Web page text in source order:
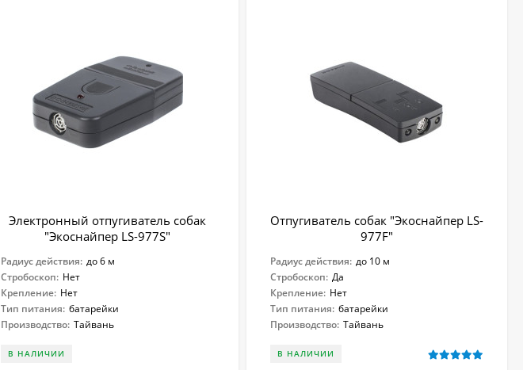
Электронный отпугиватель собак
"Экоснайпер LS-977S"
Радиус действия: до 6 м
Стробоскоп: Нет
Крепление: Нет
Тип питания: батарейки
Производство: Тайвань
В НАЛИЧИИ
Отпугиватель собак "Экоснайпер LS-
977F"
Радиус действия: до 10 м
Стробоскоп: Да
Крепление: Нет
Тип питания: батарейки
Производство: Тайвань
В НАЛИЧИИ